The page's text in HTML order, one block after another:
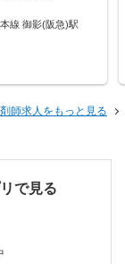
線 御影(阪急)駅
師求人をもっと見る
で見る